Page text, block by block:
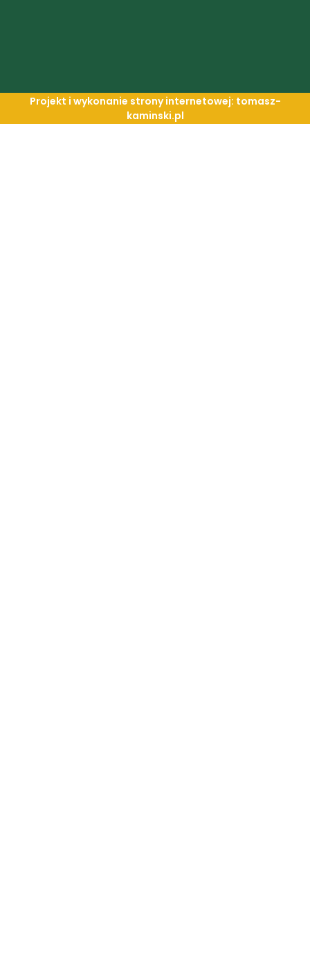
Projekt i wykonanie strony internetowej: tomasz-
kaminski.pl